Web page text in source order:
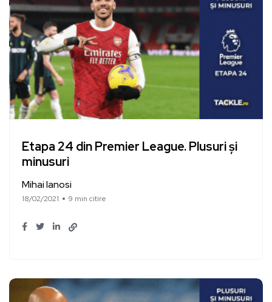
Etapa 24 din Premier League. Plusuri și
minusuri
Mihai Ianosi
18/02/2021 9 min citire